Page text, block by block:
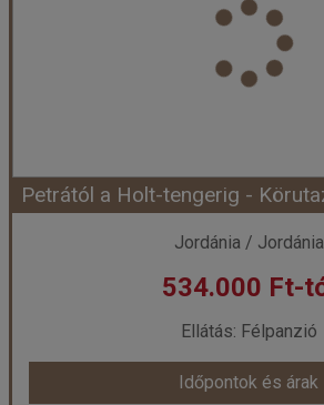
Körutazás
Utazás módja:
Félpanzió
Szálláskategória:Hotel
2 ágyas szoba
Időpont: 2026-10-20 |
már 479.900
Időpontok és árak
Petrától a Holt-tengerig -
Jordánia / Jordánia
534.000 Ft-
Ellátás: Félpanzió
Időpontok és árak